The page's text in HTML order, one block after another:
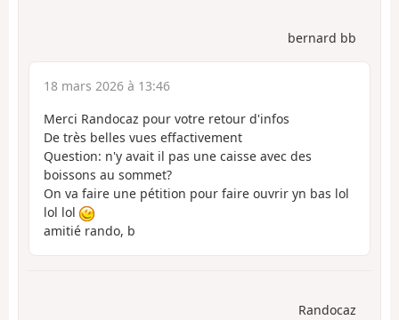
bernard bb
18 mars 2026 à 13:46
Merci Randocaz pour votre retour d'infos
De très belles vues effactivement
Question: n'y avait il pas une caisse avec des
boissons au sommet?
On va faire une pétition pour faire ouvrir yn bas lol
lol lol
amitié rando, b
Randocaz